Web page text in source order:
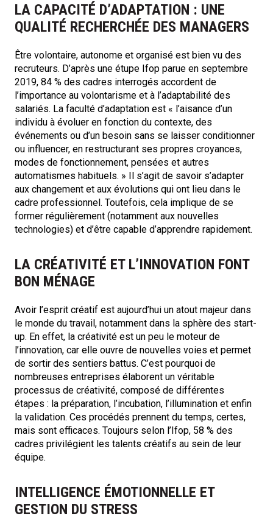
LA CAPACITÉ D’ADAPTATION : UNE
QUALITÉ RECHERCHÉE DES MANAGERS
Être volontaire, autonome et organisé est bien vu des
recruteurs. D’après une étupe Ifop parue en septembre
2019, 84 % des cadres interrogés accordent de
l’importance au volontarisme et à l’adaptabilité des
salariés. La faculté d’adaptation est « l’aisance d’un
individu à évoluer en fonction du contexte, des
événements ou d’un besoin sans se laisser conditionner
ou influencer, en restructurant ses propres croyances,
modes de fonctionnement, pensées et autres
automatismes habituels. » Il s’agit de savoir s’adapter
aux changement et aux évolutions qui ont lieu dans le
cadre professionnel. Toutefois, cela implique de se
former régulièrement (notamment aux nouvelles
technologies) et d’être capable d’apprendre rapidement.
LA CRÉATIVITÉ ET L’INNOVATION FONT
BON MÉNAGE
Avoir l’esprit créatif est aujourd’hui un atout majeur dans
le monde du travail, notamment dans la sphère des start-
up. En effet, la créativité est un peu le moteur de
l’innovation, car elle ouvre de nouvelles voies et permet
de sortir des sentiers battus. C’est pourquoi de
nombreuses entreprises élaborent un véritable
processus de créativité, composé de différentes
étapes : la préparation, l’incubation, l’illumination et enfin
la validation. Ces procédés prennent du temps, certes,
mais sont efficaces. Toujours selon l’Ifop, 58 % des
cadres privilégient les talents créatifs au sein de leur
équipe.
INTELLIGENCE ÉMOTIONNELLE ET
GESTION DU STRESS